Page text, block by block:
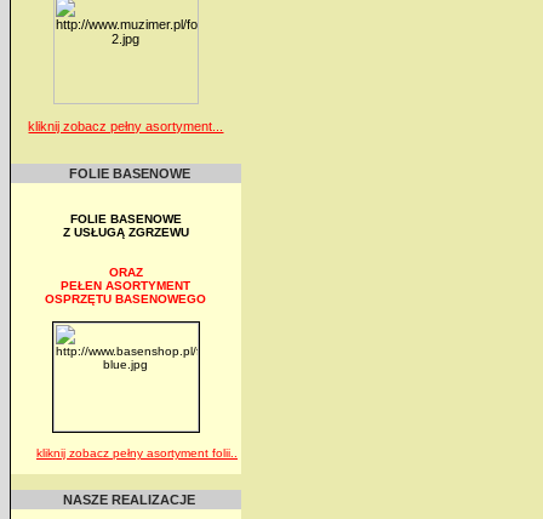
kliknij zobacz pełny asortyment...
FOLIE BASENOWE
FOLIE BASENOWE
Z USŁUGĄ ZGRZEWU
ORAZ
PEŁEN ASORTYMENT
OSPRZĘTU BASENOWEGO
kliknij zobacz pełny asortyment folii..
NASZE REALIZACJE